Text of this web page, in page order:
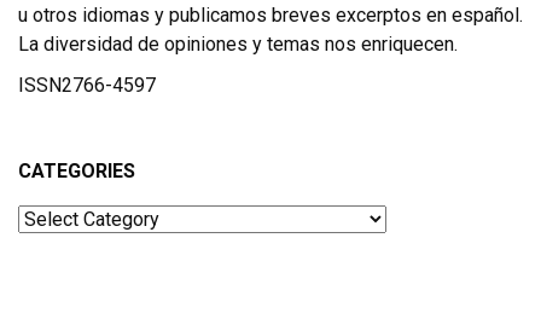
u otros idiomas y publicamos breves excerptos en español.
La diversidad de opiniones y temas nos enriquecen.
ISSN2766-4597
CATEGORIES
Categories